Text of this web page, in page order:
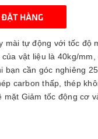
ĐẶT HÀNG
mài tự động với tốc độ
vật liệu là 40kg/
bạn cần góc nghiêng
carbon thấp, thép
Giảm tốc động cơ